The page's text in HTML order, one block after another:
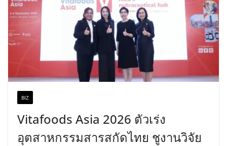
BIZ
Vitafoods Asia 2026 ตัวเร่ง
อุตสาหกรรมสารสกัดไทย ชูงานวิจัย